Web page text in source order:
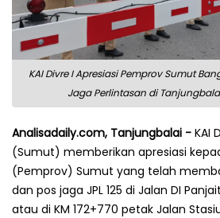
KAI Divre I Apresiasi Pemprov Sumut
Jaga Perlintasan di
Analisadaily.com, Tanjungbalai - KAI
(Sumut) memberikan apresiasi
(Pemprov) Sumut yang telah
dan pos jaga JPL 125 di Jalan DI
atau di KM 172+770 petak Jalan